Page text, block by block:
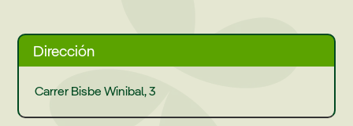
Dirección
Carrer Bisbe Winibal, 3